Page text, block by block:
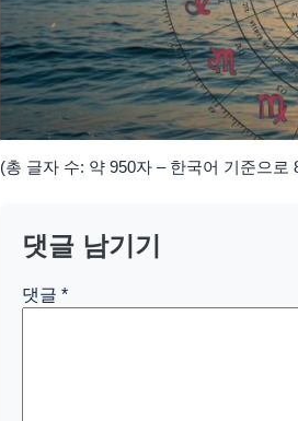
(총 글자 수: 약 950자 – 한국어 기준으
댓글 남기기
댓글 *